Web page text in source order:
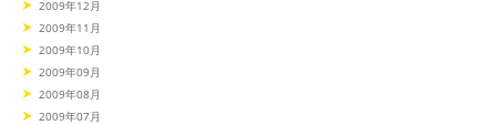
2009年12月
2009年11月
2009年10月
2009年09月
2009年08月
2009年07月